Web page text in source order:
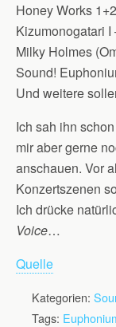
Honey Works
Kizumonogatari I
Milky Holmes
Sound!
Und weitere
Ich sah ihn
mir aber gerne
anschauen. Vor
Konzertszenen
Ich drücke
Voice…
Quelle
Kategorien:
Tags: